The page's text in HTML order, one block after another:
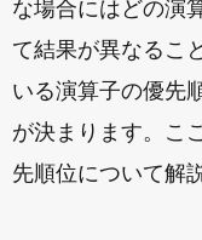
な場合にはどの演
て結果が異なるこ
いる演算子の優先
が決まります。こ
先順位について解